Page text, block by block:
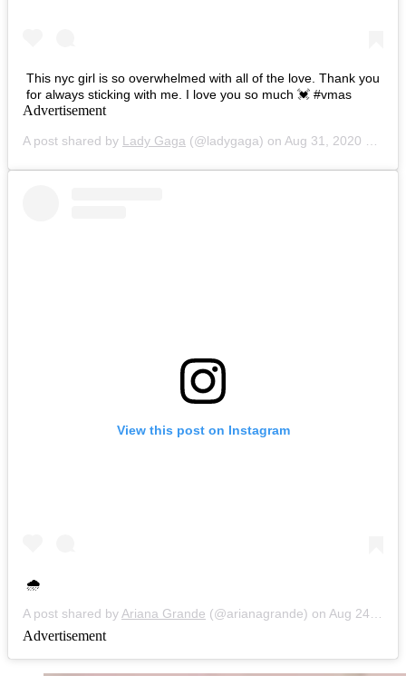
This nyc girl is so overwhelmed with all of the love. Thank you
for always sticking with me. I love you so much 💓 #vmas
Advertisement
A post shared by Lady Gaga (@ladygaga) on Aug 31, 2020 at 9:05am PDT
View this post on Instagram
🌧
A post shared by Ariana Grande (@arianagrande) on Aug 24, 2020 at 3:29pm PDT
Advertisement